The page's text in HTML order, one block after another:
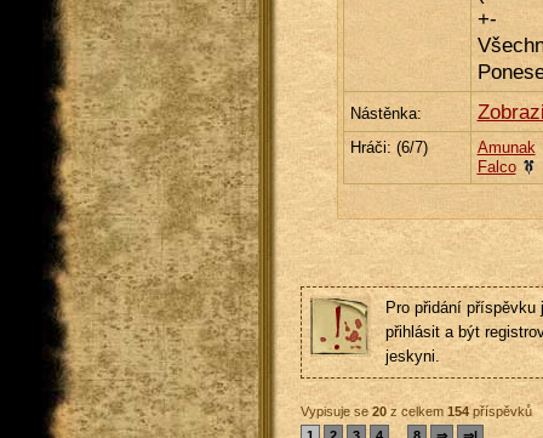
+-
Nástěnka:
Hráči: (6/7)
Amunak
Falco
Pro přidání příspěvku
přihlásit a být
jeskyni.
Vypisuje se20z celkem 154příspěvků